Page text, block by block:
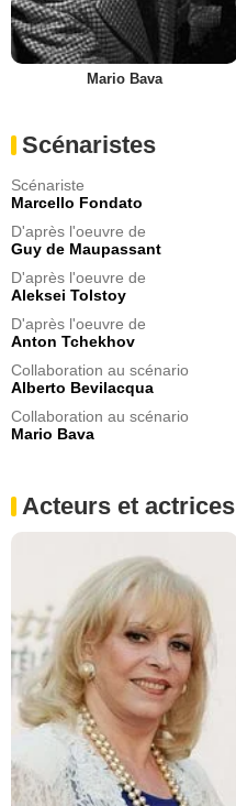
Mario Bava
Scénaristes
Scénariste
Marcello Fondato
D'après l'oeuvre de
Guy de Maupassant
D'après l'oeuvre de
Aleksei Tolstoy
D'après l'oeuvre de
Anton Tchekhov
Collaboration au scénario
Alberto Bevilacqua
Collaboration au scénario
Mario Bava
Acteurs et actrices